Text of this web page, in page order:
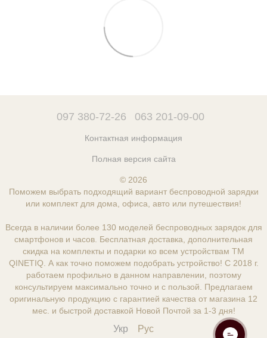
097 380-72-26 063 201-09-00
Контактная информация
Полная версия сайта
© 2026
Поможем выбрать подходящий вариант беспроводной зарядки
или комплект для дома, офиса, авто или путешествия!
Всегда в наличии более 130 моделей беспроводных зарядок для
смартфонов и часов. Бесплатная доставка, дополнительная
скидка на комплекты и подарки ко всем устройствам ТМ
QINETIQ. А как точно поможем подобрать устройство! С 2018 г.
работаем профильно в данном направлении, поэтому
консультируем максимально точно и с пользой. Предлагаем
оригинальную продукцию с гарантией качества от магазина 12
мес. и быстрой доставкой Новой Почтой за 1-3 дня!
Укр Рус